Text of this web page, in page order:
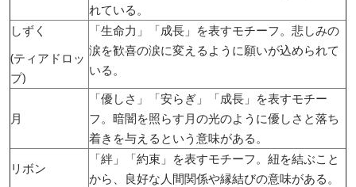
れている。
しずく
(ティアドロッ
プ)
「生命力」「成長」を表すモチーフ。悲しみの
涙を歓喜の涙に変えるように願いが込められて
いる。
月
「優しさ」「安らぎ」「成長」を表すモチー
フ。暗闇を照らす月の光のように優しさと落ち
着きを与えるという意味がある。
リボン
「絆」「約束」を表すモチーフ。紐を結ぶこと
から、良好な人間関係や縁結びの意味がある。